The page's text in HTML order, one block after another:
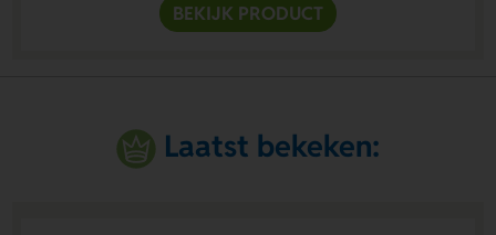
BEKIJK PRODUCT
Laatst bekeken: